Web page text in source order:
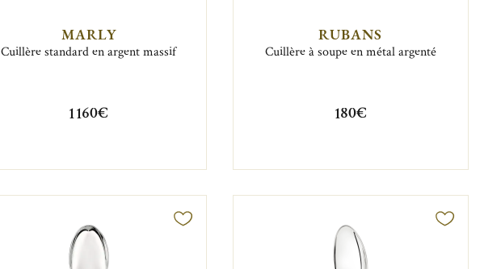
MARLY
Cuillère standard en argent massif
1 160€
RUBANS
Cuillère à soupe en métal argenté
180€